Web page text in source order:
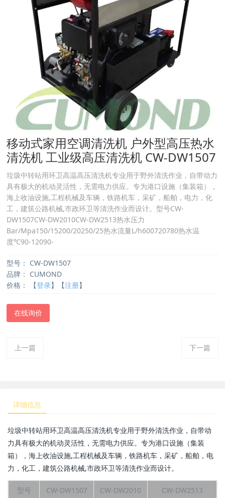
移动式家用空调清洗机 户外型高压热水
清洗机 工业级高压清洗机 CW-DW1507
垃圾中转站用环卫高温高压清洗机专业用于野外清洗作业，自带动力
具有极大的机动灵活性，无需电力供应。专为港口设施（集装箱），
海上收油设施,工程机械及车辆，铁路机车，采矿，船舶，电力，化
工，建筑公路机械,市政环卫等清洗作业而设计。型号CW-
DW1507CW-DW2010CW-DW2513热水压力
Bar/Mpa150/15200/20250/25热水流量L/h600720780热水温
度℃90-12090-
型号： CW-DW1507
品牌： CUMOND
价格：
【登录】【注册】
在线询价
上一篇 下一篇
详细信息
垃圾中转站用环卫高温高压清洗机专业用于野外清洗作业，自带动
力具有极大的机动灵活性，无需电力供应。专为港口设施（集装
箱），海上收油设施,工程机械及车辆，铁路机车，采矿，船舶，电
力，化工，建筑公路机械,市政环卫等清洗作业而设计。
型号 CW-DW1507 CW-DW2010 CW-DW2513